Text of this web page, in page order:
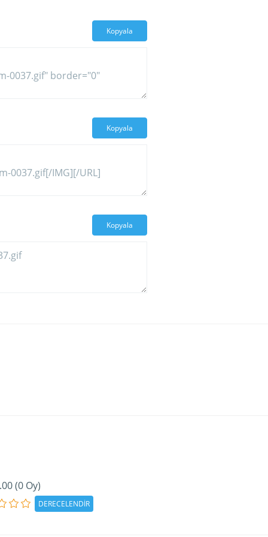
Kopyala
Kopyala
Kopyala
(0 Oy)